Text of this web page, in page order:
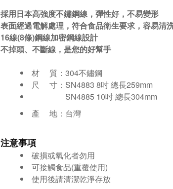
採用日本高強度不鏽鋼線，彈性好，不易變形
表面經過電解處理，符合食品衛生要求，容易清
16線(8條)鋼線加密鋼線設計
不掉頭、不斷線，是您的好幫手
材 質：304不鏽鋼
尺 寸： SN4883 8吋 總長259mm
SN4885 10吋 總長304mm
產 地：台灣
注意事項
破損或氧化者勿用
可接觸食品(重覆使用)
使用後請清潔乾淨存放